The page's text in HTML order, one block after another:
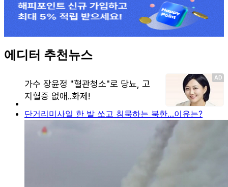
에디터 추천뉴스
단거리미사일 한 발 쏘고 침묵하는 북한…이유는?